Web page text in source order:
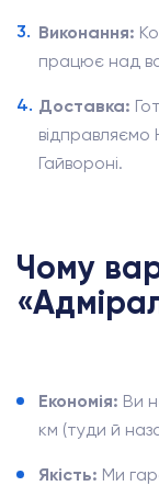
Виконання:
працює над
Доставка:
Гайвороні.
Чому
Економія: Ви
км (туди й
Якість: Ми